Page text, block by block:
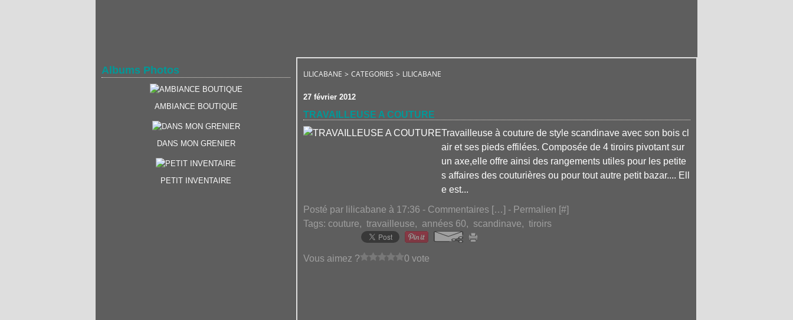
Albums Photos
AMBIANCE BOUTIQUE
DANS MON GRENIER
PETIT INVENTAIRE
LILICABANE > CATEGORIES > LILICABANE
27 février 2012
TRAVAILLEUSE A COUTURE
Travailleuse à couture de style scandinave avec son bois cl
air et ses pieds effilées. Composée de 4 tiroirs pivotant sur
un axe,elle offre ainsi des rangements utiles pour les petite
s affaires des couturières ou pour tout autre petit bazar.... Ell
e est...
Posté par lilicabane à 17:36 - Commentaires […] - Permalien [#]
Tags: couture, travailleuse, années 60, scandinave, tiroirs
Vous aimez ? 0 vote